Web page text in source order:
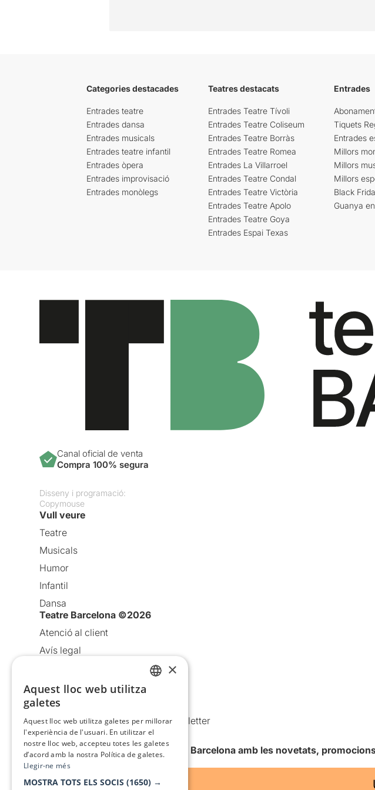
Categories destacades
Entrades teatre
Entrades dansa
Entrades musicals
Entrades teatre infantil
Entrades òpera
Entrades improvisació
Entrades monòlegs
Teatres destacats
Entrades Teatre Tívoli
Entrades Teatre Coliseum
Entrades Teatre Borràs
Entrades Teatre Romea
Entrades La Villarroel
Entrades Teatre Condal
Entrades Teatre Victòria
Entrades Teatre Apolo
Entrades Teatre Goya
Entrades Espai Texas
Entrades
Tiquets
Entrades
Millors
Millors
Millors
Black
Guanya
Canal oficial de venta
Compra 100% segura
Disseny i programació:
Copymouse
Vull veure
Teatre
Musicals
Humor
Infantil
Dansa
Teatre Barcelona ©2026
Atenció al client
Avís legal
Política de cookies
Condicions d’ús
Comunicacions comercials i Newsletter
Anuncia’t
Vull rebre la newsletter de Teatre Barcelona amb les novetats,
×
Aquest lloc web utilitza
galetes
Aquest lloc web utilitza galetes per millorar
l'experiència de l'usuari. En utilitzar el
nostre lloc web, accepteu totes les galetes
d’acord amb la nostra Política de galetes.
Llegir-ne més
MOSTRA TOTS ELS SOCIS (1650) →